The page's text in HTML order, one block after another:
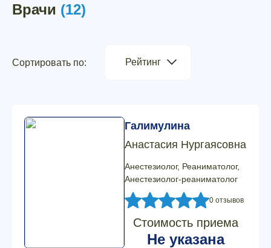
Врачи (12)
Сортировать по: Рейтинг
Галимулина
Анастасия Нургаясовна
Анестезиолог, Реаниматолог,
Анестезиолог-реаниматолог
0 отзывов
Стоимость приема
Не указана